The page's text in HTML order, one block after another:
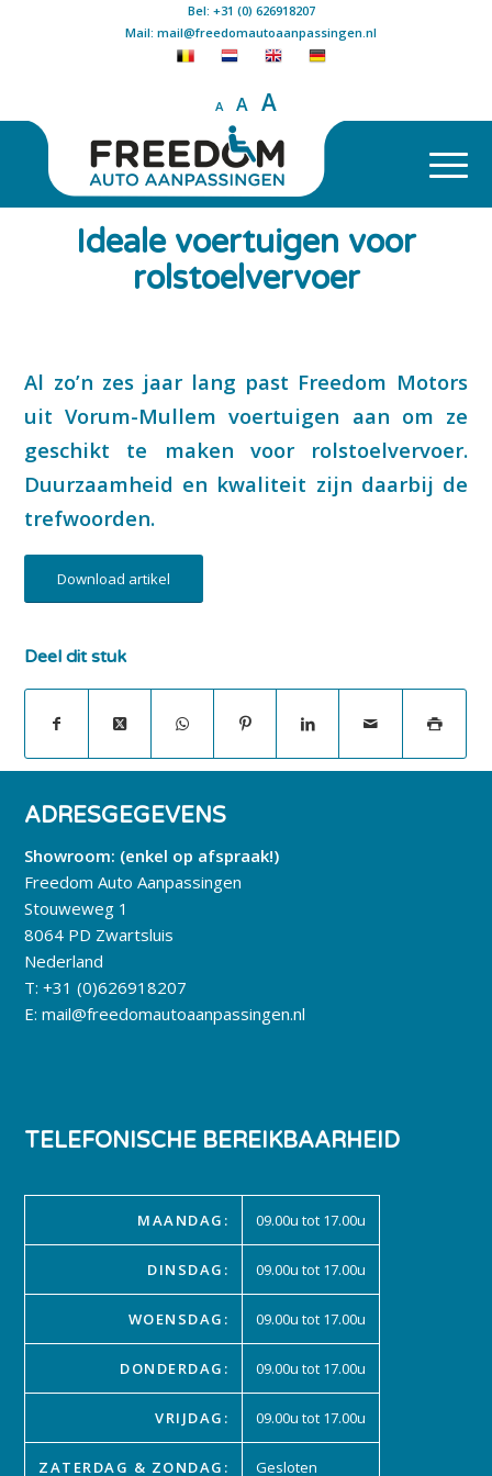
Bel: +31 (0) 626918207
Mail: mail@freedomautoaanpassingen.nl
A A A
Ideale voertuigen voor
rolstoelvervoer
Al zo’n zes jaar lang past Freedom Motors
uit Vorum-Mullem voertuigen aan om ze
geschikt te maken voor rolstoelvervoer.
Duurzaamheid en kwaliteit zijn daarbij de
trefwoorden.
Download artikel
Deel dit stuk
ADRESGEGEVENS
Showroom: (enkel op afspraak!)
Freedom Auto Aanpassingen
Stouweweg 1
8064 PD Zwartsluis
Nederland
T:+31 (0)626918207
E:mail@freedomautoaanpassingen.nl
TELEFONISCHE BEREIKBAARHEID
MAANDAG: 09.00u tot 17.00u
DINSDAG: 09.00u tot 17.00u
WOENSDAG: 09.00u tot 17.00u
DONDERDAG: 09.00u tot 17.00u
VRIJDAG: 09.00u tot 17.00u
ZATERDAG & ZONDAG: Gesloten